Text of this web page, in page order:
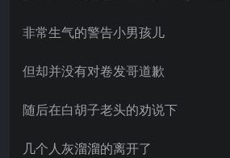
非常生气的警告小男孩儿
但却并没有对卷发哥道歉
随后在白胡子老头的劝说下
几个人灰溜溜的离开了